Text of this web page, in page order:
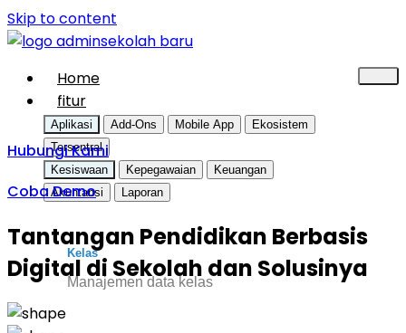
Skip to content
Home
fitur
Aplikasi Add-Ons Mobile App
Ekosistem
Tersentral
Kesiswaan
Kepegawaian
Keuangan
Akuntansi
Laporan
Kelas
Manajemen data kelas
Hubungi Kami
Coba Demo
Tantangan Pendidikan Berbasis
Digital di Sekolah dan Solusinya